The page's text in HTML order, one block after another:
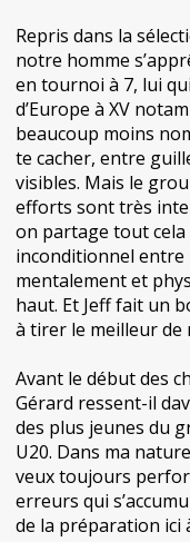
Repris dans la
notre homme
en tournoi à 7, lui
d’Europe à XV
beaucoup moins
te cacher, entre
visibles. Mais le
efforts sont très
on partage tout
inconditionnel entre
mentalement et
haut. Et Jeff fait un
à tirer le meilleur de
Avant le début des
Gérard ressent-il
des plus jeunes du
U20. Dans ma
veux toujours
erreurs qui
de la préparation ici